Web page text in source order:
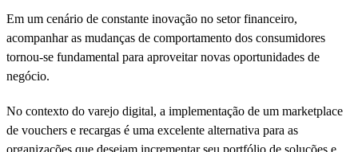
Em um cenário de constante inovação no setor financeiro,
acompanhar as mudanças de comportamento dos consumidores
tornou-se fundamental para aproveitar novas oportunidades de
negócio.
No contexto do varejo digital, a implementação de um marketplace
de vouchers e recargas é uma excelente alternativa para as
organizações que desejam incrementar seu portfólio de soluções e